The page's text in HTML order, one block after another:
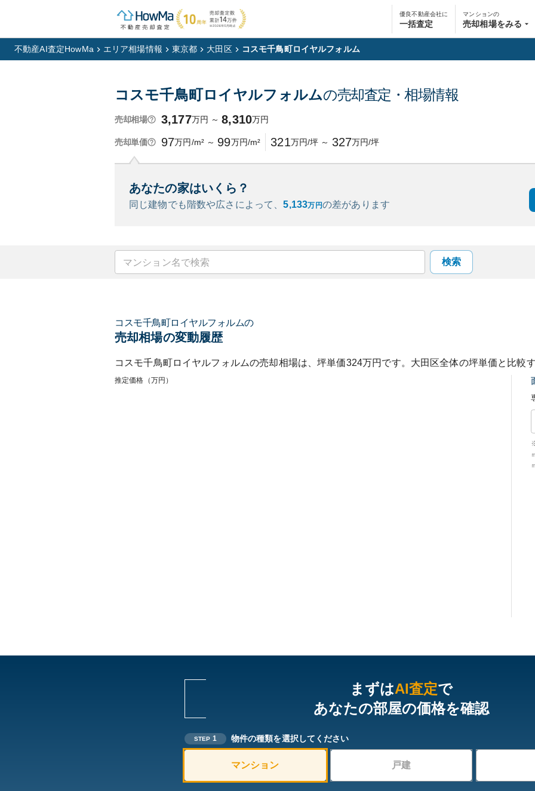
優良不動産会社に
一括査定
マンションの
売却相場をみる
不動産AI査定HowMa エリア相場情報 東京都 大田区 コスモ千鳥町ロイヤルフォルム
コスモ千鳥町ロイヤルフォルムの売却査定・相場情報
売却相場 3,177万円 ～ 8,310万円
売却単価 97万円/m² ～ 99万円/m² 321万円/坪 ～ 327万円/坪
あなたの家はいくら？
同じ建物でも階数や広さによって、5,133万円の差があります
検索
コスモ千鳥町ロイヤルフォルムの
売却相場の変動履歴
コスモ千鳥町ロイヤルフォルムの売却相場は、坪単価324万円です。 大田区全体の坪単価と比較
推定価格（万円）
まずはAI査定で
あなたの部屋の価格を確認
STEP 1 物件の種類を選択してください
マンション 戸建